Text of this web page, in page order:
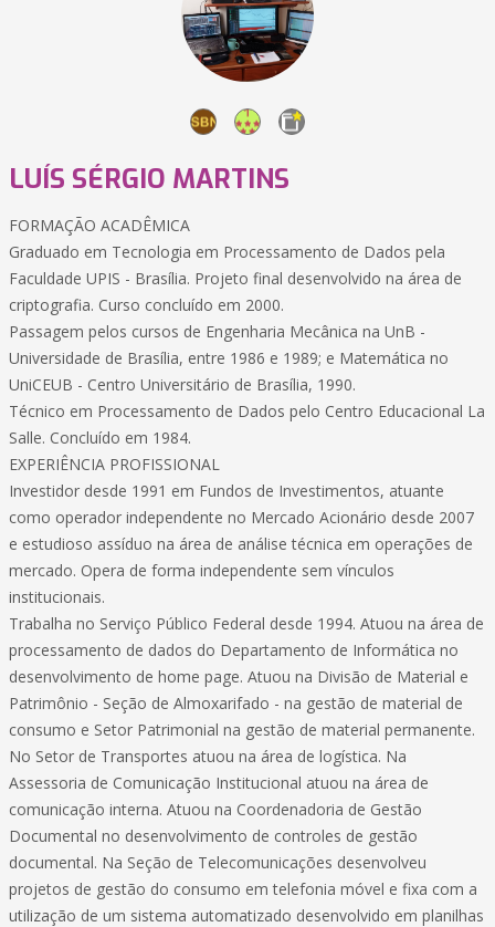
LUÍS SÉRGIO MARTINS
FORMAÇÃO ACADÊMICA
Graduado em Tecnologia em Processamento de Dados pela
Faculdade UPIS - Brasília. Projeto final desenvolvido na área de
criptografia. Curso concluído em 2000.
Passagem pelos cursos de Engenharia Mecânica na UnB -
Universidade de Brasília, entre 1986 e 1989; e Matemática no
UniCEUB - Centro Universitário de Brasília, 1990.
Técnico em Processamento de Dados pelo Centro Educacional La
Salle. Concluído em 1984.
EXPERIÊNCIA PROFISSIONAL
Investidor desde 1991 em Fundos de Investimentos, atuante
como operador independente no Mercado Acionário desde 2007
e estudioso assíduo na área de análise técnica em operações de
mercado. Opera de forma independente sem vínculos
institucionais.
Trabalha no Serviço Público Federal desde 1994. Atuou na área de
processamento de dados do Departamento de Informática no
desenvolvimento de home page. Atuou na Divisão de Material e
Patrimônio - Seção de Almoxarifado - na gestão de material de
consumo e Setor Patrimonial na gestão de material permanente.
No Setor de Transportes atuou na área de logística. Na
Assessoria de Comunicação Institucional atuou na área de
comunicação interna. Atuou na Coordenadoria de Gestão
Documental no desenvolvimento de controles de gestão
documental. Na Seção de Telecomunicações desenvolveu
projetos de gestão do consumo em telefonia móvel e fixa com a
utilização de um sistema automatizado desenvolvido em planilhas